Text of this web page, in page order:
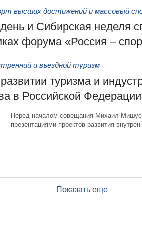
высших достижений и массовый
и Сибирская неделя
форума «Россия –
и въездной туризм
туризма и
в Российской Федерации
Перед началом совещания Михаил
презентациями проектов развития
Показать еще